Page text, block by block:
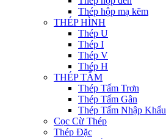
Thép hộp mạ kẽm
THÉP HÌNH
Thép U
Thép I
Thép V
Thép H
THÉP TẤM
Thép Tấm Trơn
Thép Tấm Gân
Thép Tấm Nhập Khẩu
Cọc Cừ Thép
Thép Đặc